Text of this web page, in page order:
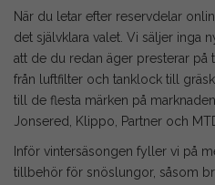
När du letar efter reservdelar
det självklara valet. Vi säljer inga
att de du redan äger presterar
från luftfilter och tanklock till
till de flesta märken på
Jonsered, Klippo, Partner och
Inför vintersäsongen fyller vi på
tillbehör för snöslungor, såsom